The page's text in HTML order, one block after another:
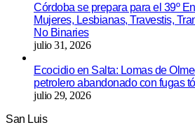
Córdoba se prepara para el 39º
Mujeres, Lesbianas, Travestis,
No Binaries
julio 31, 2026
Ecocidio en Salta: Lomas de
petrolero abandonado con fugas
julio 29, 2026
San Luis